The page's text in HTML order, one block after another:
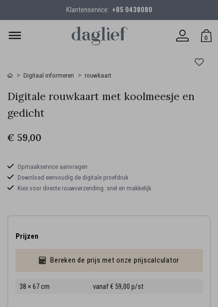
Klantenservice: +85 0438080
0
Digitaal informeren rouwkaart
Digitale rouwkaart met koolmeesje en
gedicht
€ 59,00
Opmaakservice aanvragen
Download eenvoudig de digitale proefdruk
Kies voor directe rouwverzending: snel en makkelijk
Prijzen
Bereken de prijs met onze prijscalculator
38 × 67 cm vanaf € 59,00 p/st